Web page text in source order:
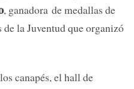
, ganadora de medallas de
la Juventud que organizó
canapés, el hall de